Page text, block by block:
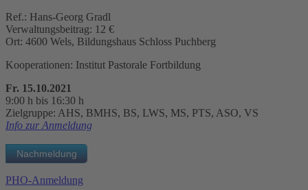
Ref.: Hans-Georg Gradl
Verwaltungsbeitrag: 12 €
Ort: 4600 Wels, Bildungshaus Schloss Puchberg
Kooperationen: Institut Pastorale Fortbildung
Fr. 15.10.2021
9:00 h bis 16:30 h
Zielgruppe: AHS, BMHS, BS, LWS, MS, PTS, ASO, VS
Info zur Anmeldung
PHO-Anmeldung